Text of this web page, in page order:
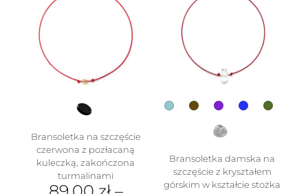
Bransoletka na szczęście
czerwona z pozłacaną
kuleczką, zakończona
turmalinami
Bransoletka damska na
szczęście z kryształem
górskim w kształcie stożka